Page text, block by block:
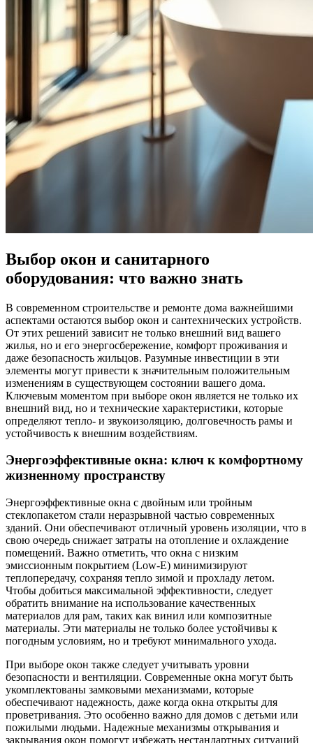
Выбор окон и санитарного
оборудования: что важно знать
В современном строительстве и ремонте дома важнейшими
аспектами остаются выбор окон и сантехнических устройств.
От этих решений зависит не только внешний вид вашего
жилья, но и его энергосбережение, комфорт проживания и
даже безопасность жильцов. Разумные инвестиции в эти
элементы могут привести к значительным положительным
изменениям в существующем состоянии вашего дома.
Ключевым моментом при выборе окон является не только их
внешний вид, но и технические характеристики, которые
определяют тепло- и звукоизоляцию, долговечность рамы и
устойчивость к внешним воздействиям.
Энергоэффективные окна: ключ к комфортному
жизненному пространству
Энергоэффективные окна с двойным или тройным
стеклопакетом стали неразрывной частью современных
зданий. Они обеспечивают отличный уровень изоляции, что в
свою очередь снижает затраты на отопление и охлаждение
помещений. Важно отметить, что окна с низким
эмиссионным покрытием (Low-E) минимизируют
теплопередачу, сохраняя тепло зимой и прохладу летом.
Чтобы добиться максимальной эффективности, следует
обратить внимание на использование качественных
материалов для рам, таких как винил или композитные
материалы. Эти материалы не только более устойчивы к
погодным условиям, но и требуют минимального ухода.
При выборе окон также следует учитывать уровни
безопасности и вентиляции. Современные окна могут быть
укомплектованы замковыми механизмами, которые
обеспечивают надежность, даже когда окна открыты для
проветривания. Это особенно важно для домов с детьми или
пожилыми людьми. Надежные механизмы открывания и
закрывания окон помогут избежать нестандартных ситуаций